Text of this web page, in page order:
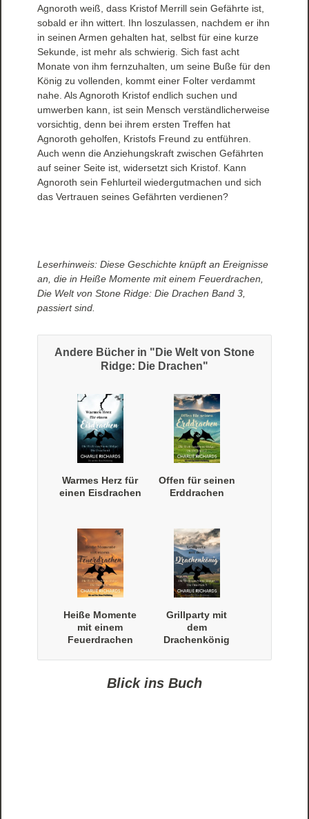
Agnoroth weiß, dass Kristof Merrill sein Gefährte ist,
sobald er ihn wittert. Ihn loszulassen, nachdem er ihn
in seinen Armen gehalten hat, selbst für eine kurze
Sekunde, ist mehr als schwierig. Sich fast acht
Monate von ihm fernzuhalten, um seine Buße für den
König zu vollenden, kommt einer Folter verdammt
nahe. Als Agnoroth Kristof endlich suchen und
umwerben kann, ist sein Mensch verständlicherweise
vorsichtig, denn bei ihrem ersten Treffen hat
Agnoroth geholfen, Kristofs Freund zu entführen.
Auch wenn die Anziehungskraft zwischen Gefährten
auf seiner Seite ist, widersetzt sich Kristof. Kann
Agnoroth sein Fehlurteil wiedergutmachen und sich
das Vertrauen seines Gefährten verdienen?
Leserhinweis: Diese Geschichte knüpft an Ereignisse
an, die in Heiße Momente mit einem Feuerdrachen,
Die Welt von Stone Ridge: Die Drachen Band 3,
passiert sind.
Andere Bücher in "Die Welt von Stone
Ridge: Die Drachen"
Warmes Herz für
einen Eisdrachen
Offen für seinen
Erddrachen
Heiße Momente
mit einem
Feuerdrachen
Grillparty mit
dem
Drachenkönig
Blick ins Buch